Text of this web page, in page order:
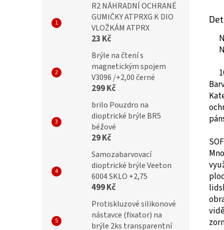
R2 NÁHRADNÍ OCHRANÉ
GUMIČKY ATPRXG K DIO
VLOŽKÁM ATPRX
23 Kč
Brýle na čtení s
magnetickým spojem
V3096 /+2,00 černé
299 Kč
brilo Pouzdro na
dioptrické brýle BR5
béžové
29 Kč
Samozabarvovací
dioptrické brýle Veeton
6004 SKLO +2,75
499 Kč
Protiskluzové silikonové
nástavce (fixator) na
brýle 2ks transparentní